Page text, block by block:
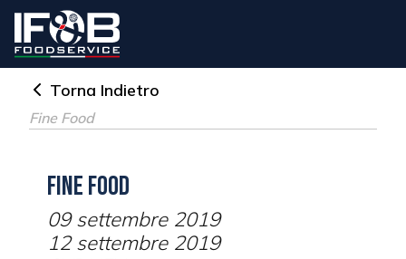
Torna Indietro
Fine Food
Fine Food
09 settembre 2019
12 settembre 2019